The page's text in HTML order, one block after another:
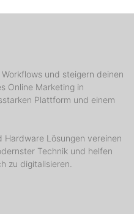
und steigern deinen
Online Marketing in
Plattform und einem
Lösungen vereinen
Technik und helfen
zu digitalisieren.